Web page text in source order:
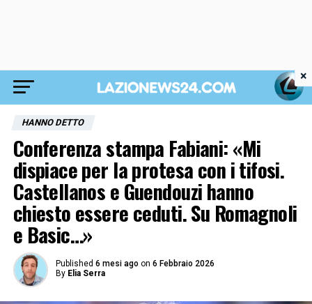
HANNO DETTO
Conferenza stampa Fabiani: «Mi
dispiace per la protesa con i tifosi.
Castellanos e Guendouzi hanno
chiesto essere ceduti. Su Romagnoli
e Basic…»
Published 6 mesi ago on 6 Febbraio 2026
By Elia Serra
×